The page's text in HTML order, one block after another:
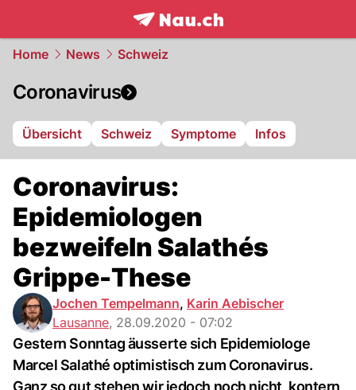
frontpage.NAU.ch
Home News Schweiz
Coronavirus
Übersicht Schweiz Symptome Infos
Coronavirus:
Epidemiologen
bezweifeln Salathés
Grippe-These
Jochen Tempelmann, Karin Aebischer
Lausanne, 28.09.2020 - 07:02
Gestern Sonntag äusserte sich Epidemiologe
Marcel Salathé optimistisch zum Coronavirus.
Ganz so gut stehen wir jedoch noch nicht, kontern